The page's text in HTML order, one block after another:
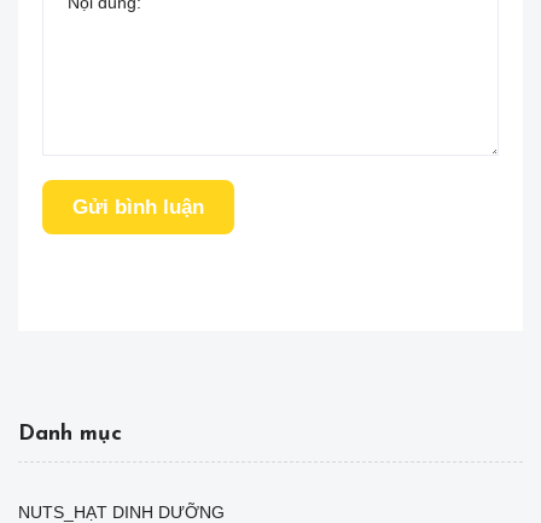
Gửi bình luận
Danh mục
NUTS_HẠT DINH DƯỠNG